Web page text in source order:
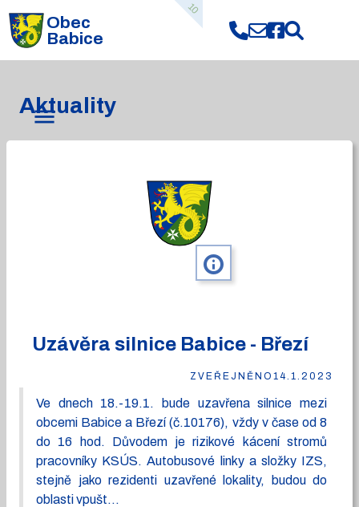
Obec
Babice
10
Aktuality
info
Uzávěra silnice Babice - Březí
ZVEŘEJNĚNO 14.1.2023
Ve dnech 18.-19.1. bude uzavřena silnice mezi
obcemi Babice a Březí (č.10176), vždy v čase od 8
do 16 hod. Důvodem je rizikové kácení stromů
pracovníky KSÚS. Autobusové linky a složky IZS,
stejně jako rezidenti uzavřené lokality, budou do
oblasti vpušt...